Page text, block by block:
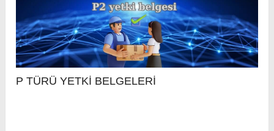
P TÜRÜ YETKİ BELGELERİ